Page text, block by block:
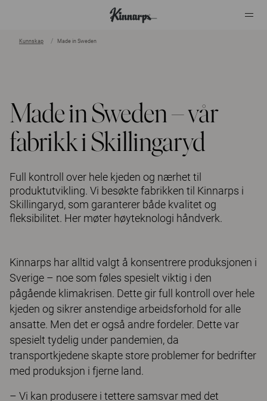
Kunnskap Made in Sweden
Made in Sweden – vår
fabrikk i Skillingaryd
Full kontroll over hele kjeden og nærhet til
produktutvikling. Vi besøkte fabrikken til Kinnarps i
Skillingaryd, som garanterer både kvalitet og
fleksibilitet. Her møter høyteknologi håndverk.
Kinnarps har alltid valgt å konsentrere produksjonen i
Sverige – noe som føles spesielt viktig i den
pågående klimakrisen. Dette gir full kontroll over hele
kjeden og sikrer anstendige arbeidsforhold for alle
ansatte. Men det er også andre fordeler. Dette var
spesielt tydelig under pandemien, da
transportkjedene skapte store problemer for bedrifter
med produksjon i fjerne land.
– Vi kan produsere i tettere samsvar med det